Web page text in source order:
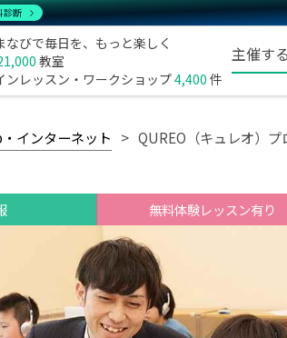
なびで毎日を、もっと楽しく
教室
ンレッスン・ワークショップ4,400 件
主催する
インターネット QUREO（キュレオ）
無料体験レッスン有り
診断